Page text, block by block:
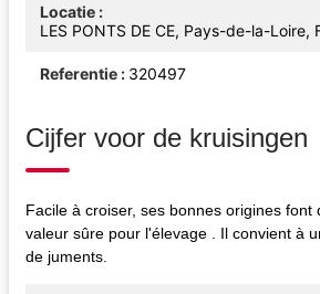
Locatie
LES PONTS DE CE, Pays-de-la-Loire,
Referentie 320497
Cijfer voor de kruisingen
Facile à croiser, ses bonnes origines font
valeur sûre pour l'élevage . Il convient à
de juments.